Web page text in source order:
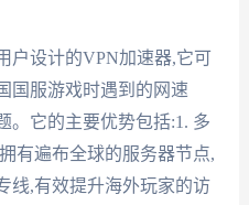
户设计的VPN加速器,它可
国服游戏时遇到的网速
。它的主要优势包括:1. 多
有遍布全球的服务器节点,
线,有效提升海外玩家的访